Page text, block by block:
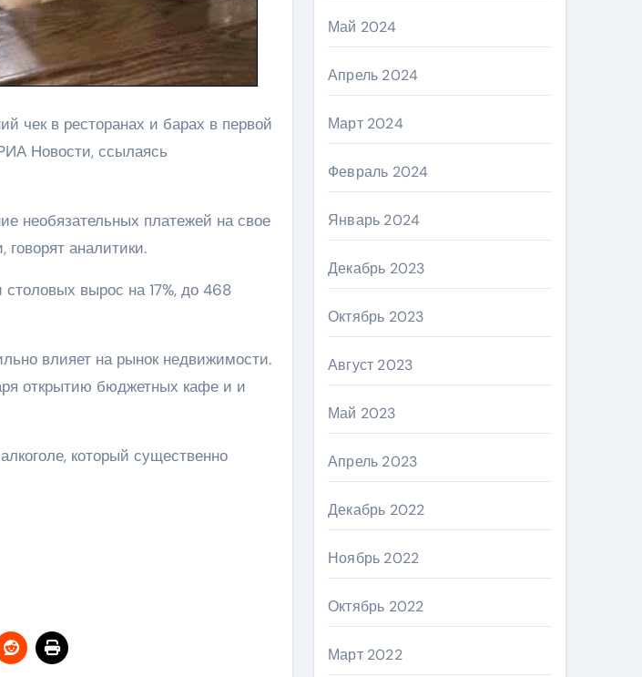
чек в ресторанах и барах в первой
Новости, ссылаясь
необязательных платежей на свое
аналитики.
вырос на 17%, до 468
влияет на рынок недвижимости.
открытию бюджетных кафе и и
который существенно
Май 2024
Апрель 2024
Март 2024
Февраль 2024
Январь 2024
Декабрь 2023
Октябрь 2023
Август 2023
Май 2023
Апрель 2023
Декабрь 2022
Ноябрь 2022
Октябрь 2022
Март 2022